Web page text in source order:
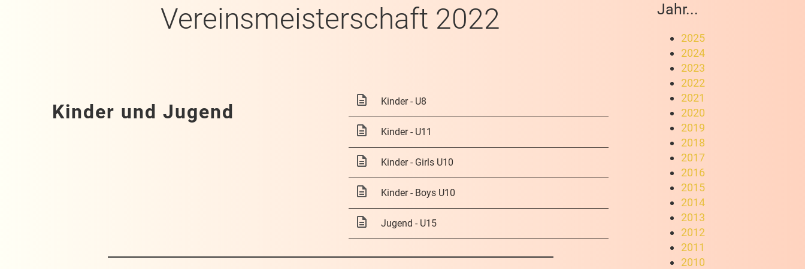
Vereinsmeisterschaft 2022
Kinder und Jugend Kinder - U8
Kinder - U11
Kinder - Girls U10
Kinder - Boys U10
Jugend - U15
Jahr...
2025
2024
2023
2022
2021
2020
2019
2018
2017
2016
2015
2014
2013
2012
2011
2010